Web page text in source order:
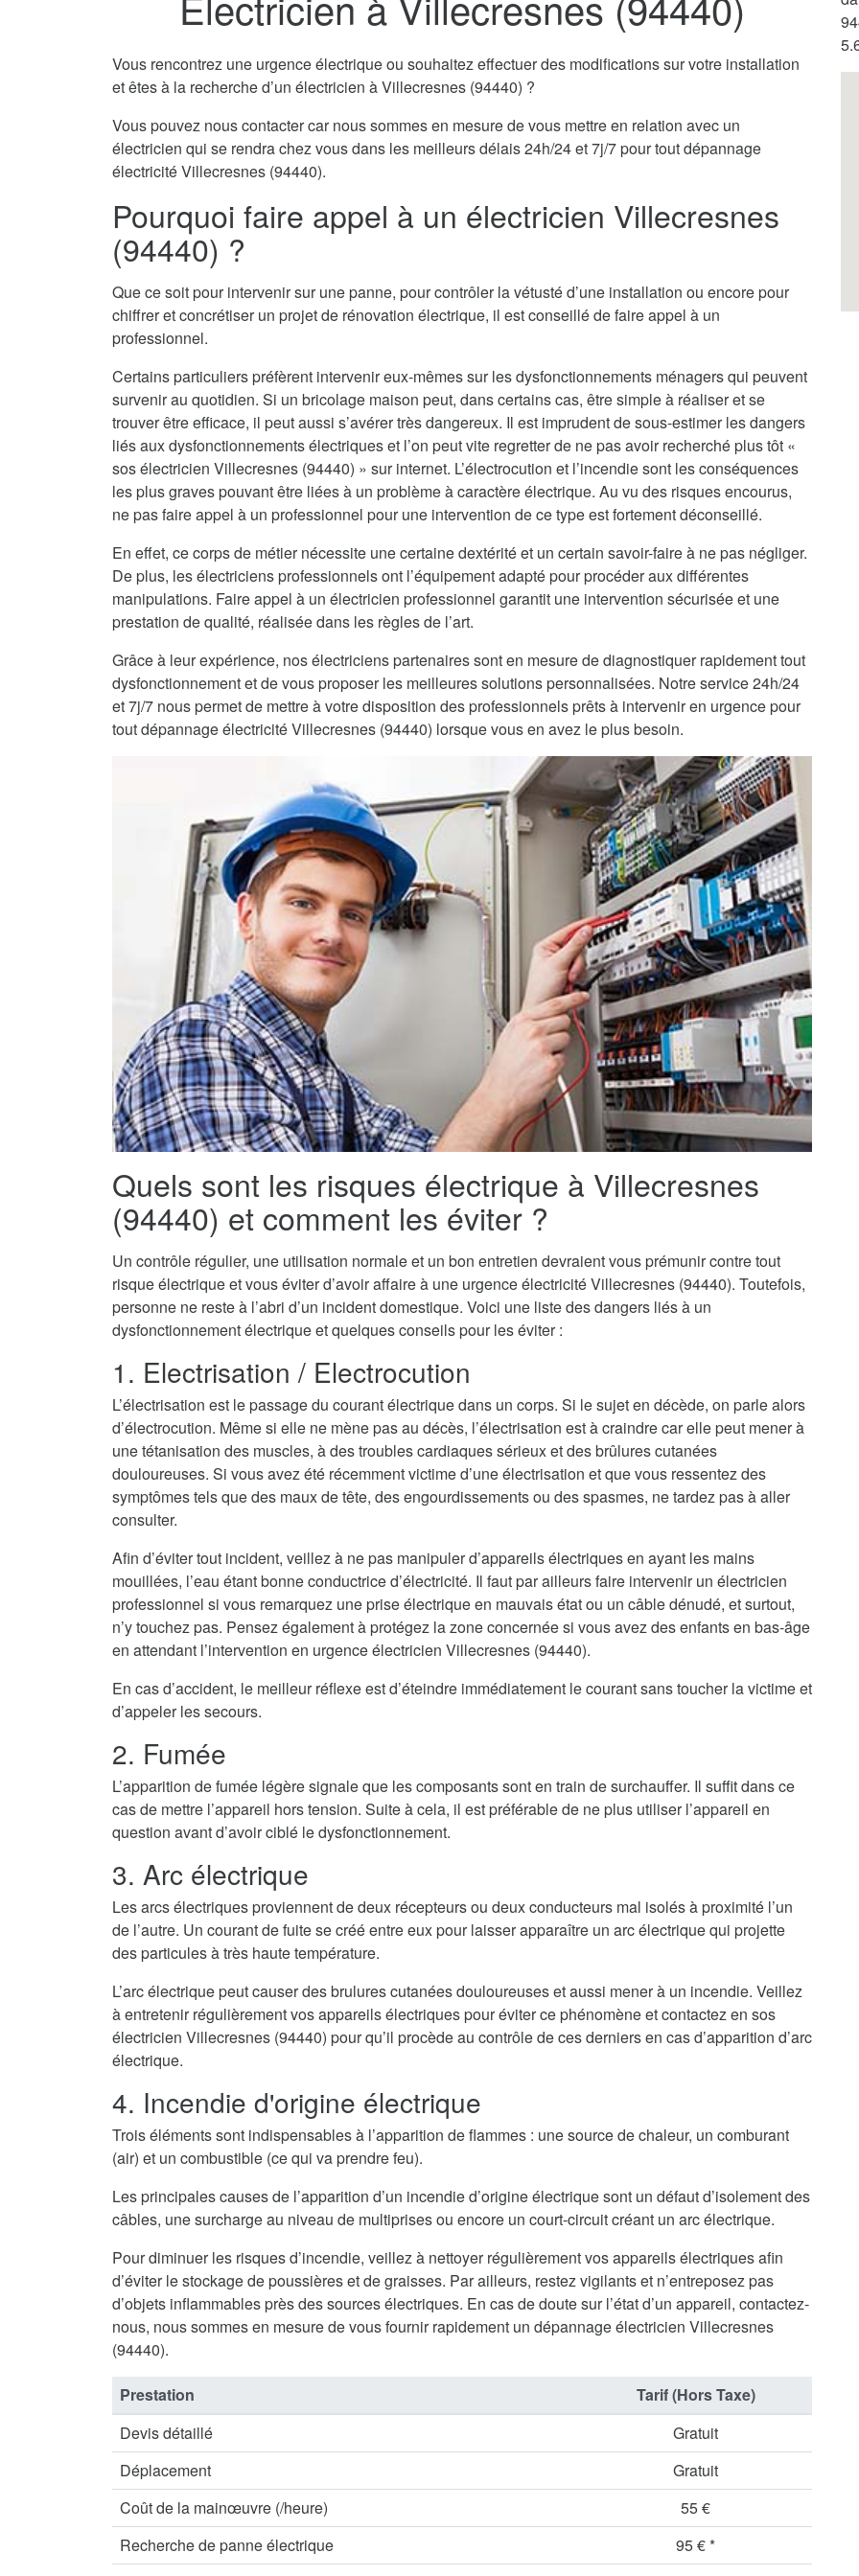
Vous rencontrez une urgence électrique ou souhaitez effectuer des modifications sur votre installation
et êtes à la recherche d’un électricien à Villecresnes (94440) ?
Vous pouvez nous contacter car nous sommes en mesure de vous mettre en relation avec un
électricien qui se rendra chez vous dans les meilleurs délais 24h/24 et 7j/7 pour tout dépannage
électricité Villecresnes (94440).
Pourquoi faire appel à un électricien Villecresnes
(94440) ?
Que ce soit pour intervenir sur une panne, pour contrôler la vétusté d’une installation ou encore pour
chiffrer et concrétiser un projet de rénovation électrique, il est conseillé de faire appel à un
professionnel.
Certains particuliers préfèrent intervenir eux-mêmes sur les dysfonctionnements ménagers qui peuvent
survenir au quotidien. Si un bricolage maison peut, dans certains cas, être simple à réaliser et se
trouver être efficace, il peut aussi s’avérer très dangereux. Il est imprudent de sous-estimer les dangers
liés aux dysfonctionnements électriques et l’on peut vite regretter de ne pas avoir recherché plus tôt «
sos électricien Villecresnes (94440) » sur internet. L’électrocution et l’incendie sont les conséquences
les plus graves pouvant être liées à un problème à caractère électrique. Au vu des risques encourus,
ne pas faire appel à un professionnel pour une intervention de ce type est fortement déconseillé.
En effet, ce corps de métier nécessite une certaine dextérité et un certain savoir-faire à ne pas négliger.
De plus, les électriciens professionnels ont l’équipement adapté pour procéder aux différentes
manipulations. Faire appel à un électricien professionnel garantit une intervention sécurisée et une
prestation de qualité, réalisée dans les règles de l’art.
Grâce à leur expérience, nos électriciens partenaires sont en mesure de diagnostiquer rapidement tout
dysfonctionnement et de vous proposer les meilleures solutions personnalisées. Notre service 24h/24
et 7j/7 nous permet de mettre à votre disposition des professionnels prêts à intervenir en urgence pour
tout dépannage électricité Villecresnes (94440) lorsque vous en avez le plus besoin.
Quels sont les risques électrique à Villecresnes
(94440) et comment les éviter ?
Un contrôle régulier, une utilisation normale et un bon entretien devraient vous prémunir contre tout
risque électrique et vous éviter d’avoir affaire à une urgence électricité Villecresnes (94440). Toutefois,
personne ne reste à l’abri d’un incident domestique. Voici une liste des dangers liés à un
dysfonctionnement électrique et quelques conseils pour les éviter :
1. Electrisation / Electrocution
L’électrisation est le passage du courant électrique dans un corps. Si le sujet en décède, on parle alors
d’électrocution. Même si elle ne mène pas au décès, l’électrisation est à craindre car elle peut mener à
une tétanisation des muscles, à des troubles cardiaques sérieux et des brûlures cutanées
douloureuses. Si vous avez été récemment victime d’une électrisation et que vous ressentez des
symptômes tels que des maux de tête, des engourdissements ou des spasmes, ne tardez pas à aller
consulter.
Afin d’éviter tout incident, veillez à ne pas manipuler d’appareils électriques en ayant les mains
mouillées, l’eau étant bonne conductrice d’électricité. Il faut par ailleurs faire intervenir un électricien
professionnel si vous remarquez une prise électrique en mauvais état ou un câble dénudé, et surtout,
n’y touchez pas. Pensez également à protégez la zone concernée si vous avez des enfants en bas-âge
en attendant l’intervention en urgence électricien Villecresnes (94440).
En cas d’accident, le meilleur réflexe est d’éteindre immédiatement le courant sans toucher la victime et
d’appeler les secours.
2. Fumée
L’apparition de fumée légère signale que les composants sont en train de surchauffer. Il suffit dans ce
cas de mettre l’appareil hors tension. Suite à cela, il est préférable de ne plus utiliser l’appareil en
question avant d’avoir ciblé le dysfonctionnement.
3. Arc électrique
Les arcs électriques proviennent de deux récepteurs ou deux conducteurs mal isolés à proximité l’un
de l’autre. Un courant de fuite se créé entre eux pour laisser apparaître un arc électrique qui projette
des particules à très haute température.
L’arc électrique peut causer des brulures cutanées douloureuses et aussi mener à un incendie. Veillez
à entretenir régulièrement vos appareils électriques pour éviter ce phénomène et contactez en sos
électricien Villecresnes (94440) pour qu’il procède au contrôle de ces derniers en cas d’apparition d’arc
électrique.
4. Incendie d'origine électrique
Trois éléments sont indispensables à l’apparition de flammes : une source de chaleur, un comburant
(air) et un combustible (ce qui va prendre feu).
Les principales causes de l’apparition d’un incendie d’origine électrique sont un défaut d’isolement des
câbles, une surcharge au niveau de multiprises ou encore un court-circuit créant un arc électrique.
Pour diminuer les risques d’incendie, veillez à nettoyer régulièrement vos appareils électriques afin
d’éviter le stockage de poussières et de graisses. Par ailleurs, restez vigilants et n’entreposez pas
d’objets inflammables près des sources électriques. En cas de doute sur l’état d’un appareil, contactez-
nous, nous sommes en mesure de vous fournir rapidement un dépannage électricien Villecresnes
(94440).
Prestation
Tarif (Hors Taxe)
Devis détaillé
Gratuit
Déplacement
Gratuit
Coût de la mainœuvre (/heure)
55 €
Recherche de panne électrique
95 € *